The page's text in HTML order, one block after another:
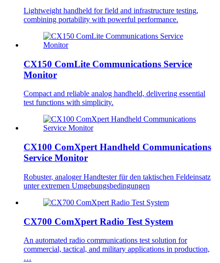
Lightweight handheld for field and infrastructure testing,
combining portability with powerful performance.
CX150 ComLite Communications Service
Monitor
Compact and reliable analog handheld, delivering essential
test functions with simplicity.
CX100 ComXpert Handheld Communications
Service Monitor
Robuster, analoger Handtester für den taktischen Feldeinsatz
unter extremen Umgebungsbedingungen
CX700 ComXpert Radio Test System
An automated radio communications test solution for
commercial, tactical, and military applications in production,
…